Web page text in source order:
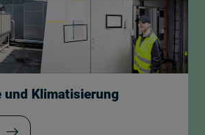
und Klimatisierung